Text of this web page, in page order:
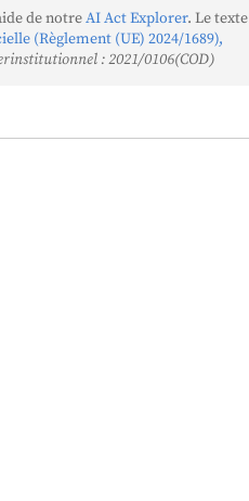
de notreAI Act Explorer. Le texte
(Règlement (UE) 2024/1689),
: 2021/0106(COD)